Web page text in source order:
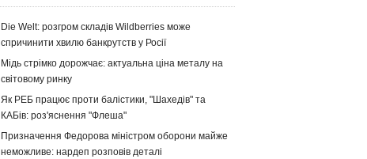
Die Welt: розгром складів Wildberries може
спричинити хвилю банкрутств у Росії
Мідь стрімко дорожчає: актуальна ціна металу на
світовому ринку
Як РЕБ працює проти балістики, "Шахедів" та
КАБів: роз'яснення "Флеша"
Призначення Федорова міністром оборони майже
неможливе: нардеп розповів деталі